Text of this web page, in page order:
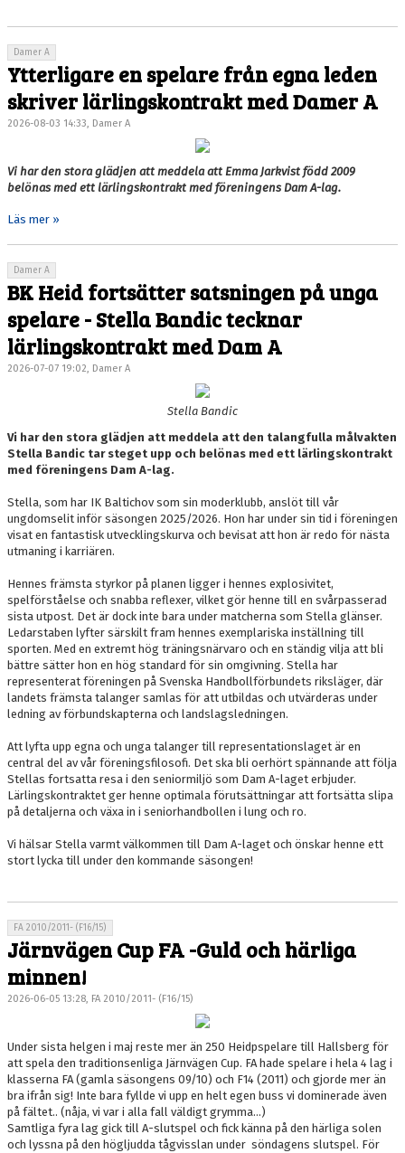
Damer A
Ytterligare en spelare från egna leden
skriver lärlingskontrakt med Damer A
2026-08-03 14:33, Damer A
Vi har den stora glädjen att meddela att Emma Jarkvist född 2009
belönas med ett lärlingskontrakt med föreningens Dam A-lag.
Läs mer »
Damer A
BK Heid fortsätter satsningen på unga
spelare - Stella Bandic tecknar
lärlingskontrakt med Dam A
2026-07-07 19:02, Damer A
Stella Bandic
Vi har den stora glädjen att meddela att den talangfulla målvakten
Stella Bandic tar steget upp och belönas med ett lärlingskontrakt
med föreningens Dam A-lag.
Stella, som har IK Baltichov som sin moderklubb, anslöt till vår
ungdomselit inför säsongen 2025/2026. Hon har under sin tid i föreningen
visat en fantastisk utvecklingskurva och bevisat att hon är redo för nästa
utmaning i karriären.
Hennes främsta styrkor på planen ligger i hennes explosivitet,
spelförståelse och snabba reflexer, vilket gör henne till en svårpasserad
sista utpost. Det är dock inte bara under matcherna som Stella glänser.
Ledarstaben lyfter särskilt fram hennes exemplariska inställning till
sporten. Med en extremt hög träningsnärvaro och en ständig vilja att bli
bättre sätter hon en hög standard för sin omgivning. Stella har
representerat föreningen på Svenska Handbollförbundets riksläger, där
landets främsta talanger samlas för att utbildas och utvärderas under
ledning av förbundskapterna och landslagsledningen.
Att lyfta upp egna och unga talanger till representationslaget är en
central del av vår föreningsfilosofi. Det ska bli oerhört spännande att följa
Stellas fortsatta resa i den seniormiljö som Dam A-laget erbjuder.
Lärlingskontraktet ger henne optimala förutsättningar att fortsätta slipa
på detaljerna och växa in i seniorhandbollen i lung och ro.
Vi hälsar Stella varmt välkommen till Dam A-laget och önskar henne ett
stort lycka till under den kommande säsongen!
FA 2010/2011- (F16/15)
Järnvägen Cup FA -Guld och härliga
minnen!
2026-06-05 13:28, FA 2010/2011- (F16/15)
Under sista helgen i maj reste mer än 250 Heidpspelare till Hallsberg för
att spela den traditionsenliga Järnvägen Cup. FA hade spelare i hela 4 lag i
klasserna FA (gamla säsongens 09/10) och F14 (2011) och gjorde mer än
bra ifrån sig! Inte bara fyllde vi upp en helt egen buss vi dominerade även
på fältet.. (nåja, vi var i alla fall väldigt grymma...)
Samtliga fyra lag gick till A-slutspel och fick känna på den härliga solen
och lyssna på den högljudda tågvisslan under söndagens slutspel. För